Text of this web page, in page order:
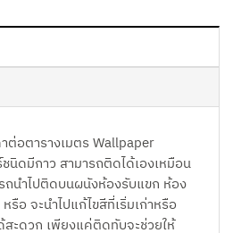
ต่อตารางเมตร Wallpaper
นิดมีกาว สามารถติดได้เองเหมือน
ถนำไปติดบนผนังห้องรับแขก ห้อง
อ จะนำไปแก้ไขสีที่เริ่มเก่าหรือ
ะดวก เพียงแค่ติดทับจะช่วยให้